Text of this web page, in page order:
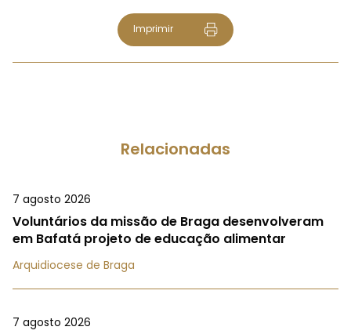
Imprimir
Relacionadas
7 agosto 2026
Voluntários da missão de Braga desenvolveram
em Bafatá projeto de educação alimentar
Arquidiocese de Braga
7 agosto 2026